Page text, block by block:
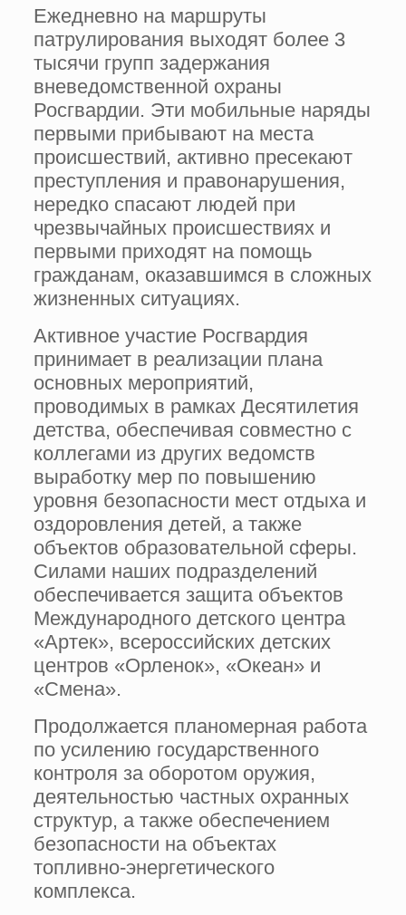
Ежедневно на маршруты
патрулирования выходят более 3
тысячи групп задержания
вневедомственной охраны
Росгвардии. Эти мобильные наряды
первыми прибывают на места
происшествий, активно пресекают
преступления и правонарушения,
нередко спасают людей при
чрезвычайных происшествиях и
первыми приходят на помощь
гражданам, оказавшимся в сложных
жизненных ситуациях.
Активное участие Росгвардия
принимает в реализации плана
основных мероприятий,
проводимых в рамках Десятилетия
детства, обеспечивая совместно с
коллегами из других ведомств
выработку мер по повышению
уровня безопасности мест отдыха и
оздоровления детей, а также
объектов образовательной сферы.
Силами наших подразделений
обеспечивается защита объектов
Международного детского центра
«Артек», всероссийских детских
центров «Орленок», «Океан» и
«Смена».
Продолжается планомерная работа
по усилению государственного
контроля за оборотом оружия,
деятельностью частных охранных
структур, а также обеспечением
безопасности на объектах
топливно-энергетического
комплекса.